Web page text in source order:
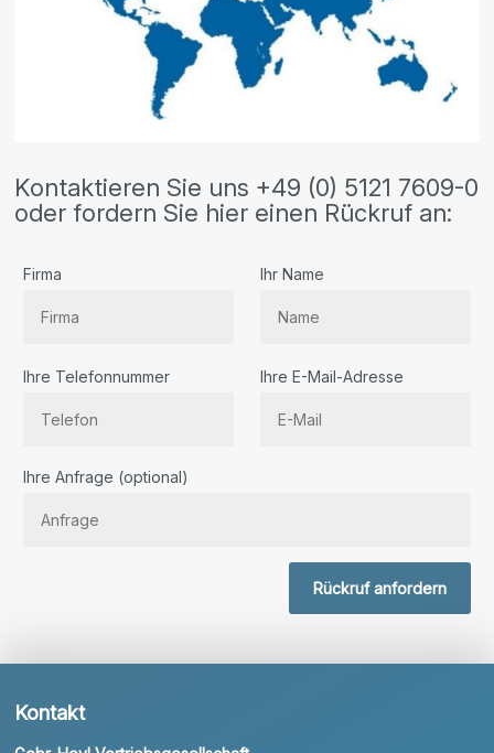
Kontaktieren Sie uns +49 (0) 5121 7609-0
oder fordern Sie hier einen Rückruf an:
Firma Ihr Name
Ihre Telefonnummer Ihre E-Mail-Adresse
Ihre Anfrage (optional)
Rückruf anfordern
Kontakt